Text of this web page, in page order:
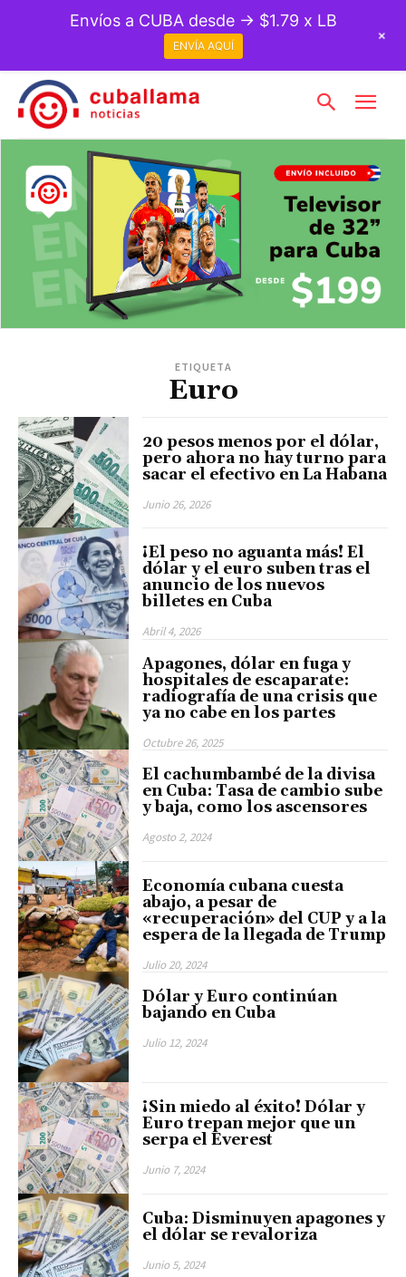
ETIQUETA
Euro
20 pesos menos por el dólar,
pero ahora no hay turno para
sacar el efectivo en La Habana
Junio 26, 2026
¡El peso no aguanta más! El
dólar y el euro suben tras el
anuncio de los nuevos
billetes en Cuba
Abril 4, 2026
Apagones, dólar en fuga y
hospitales de escaparate:
radiografía de una crisis que
ya no cabe en los partes
Octubre 26, 2025
El cachumbambé de la divisa
en Cuba: Tasa de cambio sube
y baja, como los ascensores
Agosto 2, 2024
Economía cubana cuesta
abajo, a pesar de
«recuperación» del CUP y a la
espera de la llegada de Trump
Julio 20, 2024
Dólar y Euro continúan
bajando en Cuba
Julio 12, 2024
¡Sin miedo al éxito! Dólar y
Euro trepan mejor que un
serpa el Everest
Junio 7, 2024
Cuba: Disminuyen apagones y
el dólar se revaloriza
Junio 5, 2024
Envíos a CUBA desde → $1.79 x LB
ENVÍA AQUÍ
+